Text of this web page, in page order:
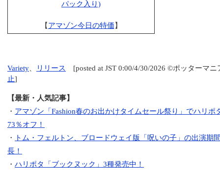
パック入り)
【 アマゾン今日の特価 】
Variety リリース
[posted at JST 0:00/4/30/2026 ©ポッターマ
止]
【最新・人気記事】
・ アマゾン「Fashion春のお出かけタイムセール祭り」でハリポ
73％オフ！
・
トム・フェルトン、ブロードウェイ版「呪いの子」の出演期
長！
・ ハリポタ「ブックヌック」3種発売中！